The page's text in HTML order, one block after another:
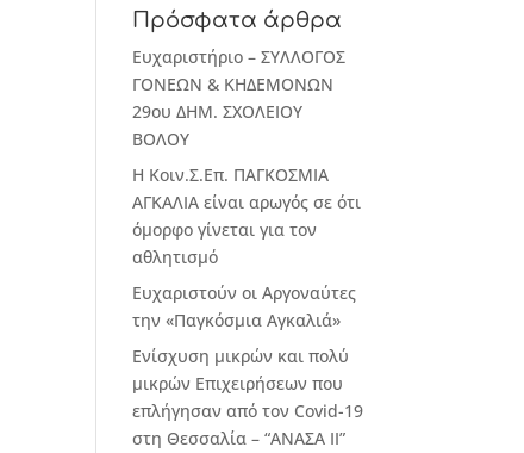
Πρόσφατα άρθρα
Ευχαριστήριο – ΣΥΛΛΟΓΟΣ
ΓΟΝΕΩΝ & ΚΗΔΕΜΟΝΩΝ
29ου ΔΗΜ. ΣΧΟΛΕΙΟΥ
ΒΟΛΟΥ
Η Κοιν.Σ.Επ. ΠΑΓΚΟΣΜΙΑ
ΑΓΚΑΛΙΑ είναι αρωγός σε ότι
όμορφο γίνεται για τον
αθλητισμό
Ευχαριστούν οι Αργοναύτες
την «Παγκόσμια Αγκαλιά»
Ενίσχυση μικρών και πολύ
μικρών Επιχειρήσεων που
επλήγησαν από τον Covid-19
στη Θεσσαλία – “ΑΝΑΣΑ ΙΙ”